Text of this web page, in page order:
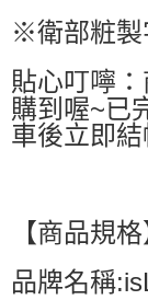
※衛部粧製
貼心叮嚀
購到喔~已
車後立即
【商品規格
品牌名稱